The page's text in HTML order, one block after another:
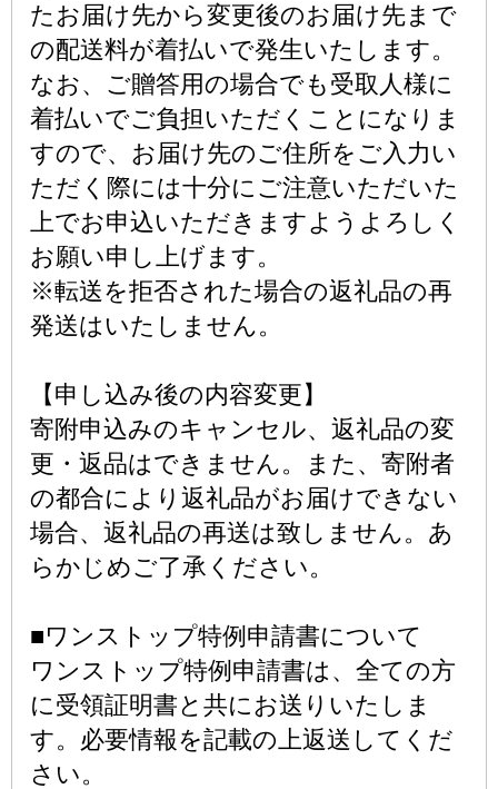
たお届け先から変更後のお届け先まで
の配送料が着払いで発生いたします。
なお、ご贈答用の場合でも受取人様に
着払いでご負担いただくことになりま
すので、お届け先のご住所をご入力い
ただく際には十分にご注意いただいた
上でお申込いただきますようよろしく
お願い申し上げます。
※転送を拒否された場合の返礼品の再
発送はいたしません。
【申し込み後の内容変更】
寄附申込みのキャンセル、返礼品の変
更・返品はできません。また、寄附者
の都合により返礼品がお届けできない
場合、返礼品の再送は致しません。あ
らかじめご了承ください。
■ワンストップ特例申請書について
ワンストップ特例申請書は、全ての方
に受領証明書と共にお送りいたしま
す。必要情報を記載の上返送してくだ
さい。